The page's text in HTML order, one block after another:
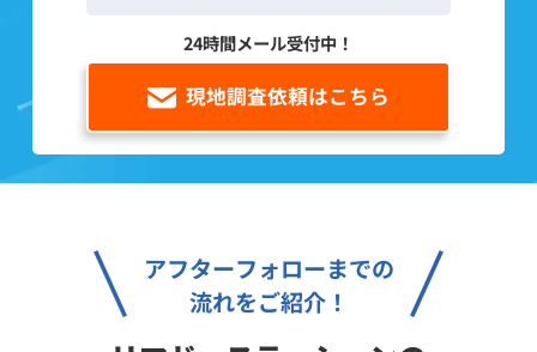
24時間メール受付中！
現地調査依頼はこちら
アフターフォローまでの
流れをご紹介！